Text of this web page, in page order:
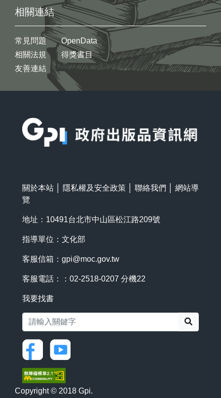
相關連結
常見問題
相關法規
友善連結
OpenData
得獎書目
關於本站 隱私權及安全政策 聯絡我們
網站導
覽
地址：10491台北市中山區松江路209號
指導單位：文化部
客服信箱： gpi@moc.gov.tw
客服電話：：02-2518-0207 分機22
我要找書
Copyright © 2018 Gpi.